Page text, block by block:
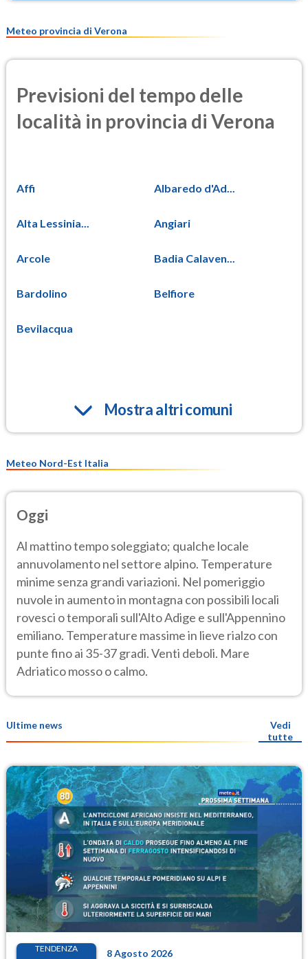
Meteo provincia di Verona
Previsioni del tempo delle
località in provincia di Verona
Affi Albaredo d'Ad...
Alta Lessinia... Angiari
Arcole Badia Calaven...
Bardolino Belfiore
Bevilacqua
Mostra altri comuni
Meteo Nord-Est Italia
Oggi
Al mattino tempo soleggiato; qualche locale
annuvolamento nel settore alpino. Temperature
minime senza grandi variazioni. Nel pomeriggio
nuvole in aumento in montagna con possibili locali
rovesci o temporali sull'Alto Adige e sull'Appennino
emiliano. Temperature massime in lieve rialzo con
punte fino ai 35-37 gradi. Venti deboli. Mare
Adriatico mosso o calmo.
Ultime news
Vedi
tutte
TENDENZA 8 Agosto 2026